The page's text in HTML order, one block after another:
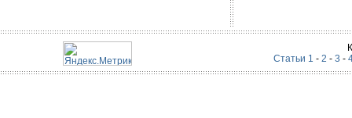
Статьи 1 - 2 - 3 -